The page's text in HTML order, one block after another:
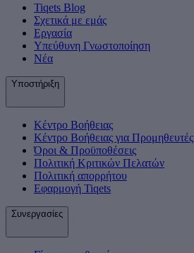
Tiqets Βlog
Σχετικά με εμάς
Εργασία
Υπεύθυνη Γνωστοποίηση
Νέα
Υποστήριξη
Κέντρο Βοήθειας
Κέντρο Βοήθειας για Προμηθευτές
Όροι & Προϋποθέσεις
Πολιτική Κριτικών Πελατών
Πολιτική απορρήτου
Εφαρμογή Tiqets
Συνεργασίες